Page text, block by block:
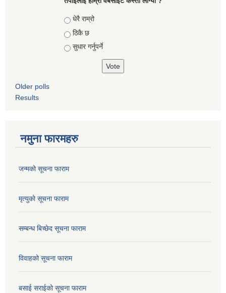
Choices
धेरै राम्रो
ठिकै छ
सुधार गर्नुपर्ने
Older polls
Results
नमुना फारमहरु
जन्मको सूचना फाराम
मृत्युको सूचना फाराम
सम्बन्ध बिच्छेद सूचना फाराम
विवाहको सूचना फाराम
बसाई सराईको सूचना फाराम